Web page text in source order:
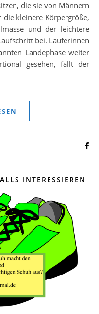
die sie von Männern
die kleinere Körpergröße,
und der leichtere
bei. Läuferinnen
Landephase weiter
gesehen, fällt der
INTERESSIEREN